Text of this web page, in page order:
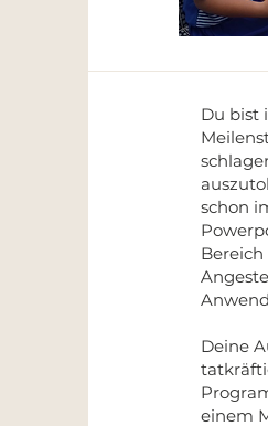
Du bist
schon
Deine
einem